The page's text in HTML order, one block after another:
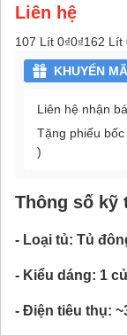
Liên hệ
107 Lít 0₫0₫162 Lít
KHUYẾN
Liên hệ nhận
Tặng phiếu
)
Thông số kỹ
- Loại tủ: Tủ
- Kiểu dáng: 1
- Điện tiêu thụ: